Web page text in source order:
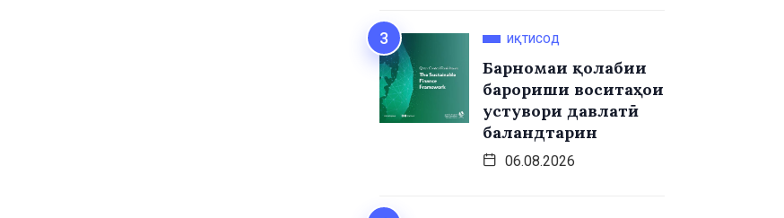
ИҚТИСОД
Барномаи қолабии
барориши воситаҳои
устувори давлатӣ
баландтарин
06.08.2026